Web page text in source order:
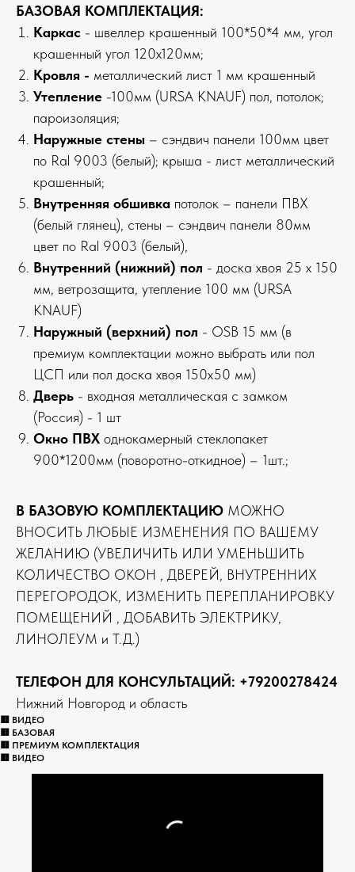
БАЗОВАЯ КОМПЛЕКТАЦИЯ:
Каркас - швеллер крашенный 100*50*4 мм, угол
крашенный угол 120х120мм;
Кровля - металлический лист 1 мм крашенный
Утепление -100мм (URSA KNAUF) пол, потолок;
пароизоляция;
Наружные стены – сэндвич панели 100мм цвет
по Ral 9003 (белый); крыша - лист металлический
крашенный;
Внутренняя обшивка потолок – панели ПВХ
(белый глянец), стены – сэндвич панели 80мм
цвет по Ral 9003 (белый),
Внутренний (нижний) пол - доска хвоя 25 х 150
мм, ветрозащита, утепление 100 мм (URSA
KNAUF)
Наружный (верхний) пол - OSB 15 мм (в
премиум комплектации можно выбрать или пол
ЦСП или пол доска хвоя 150х50 мм)
Дверь - входная металлическая с замком
(Россия) - 1 шт
Окно ПВХ однокамерный стеклопакет
900*1200мм (поворотно-откидное) – 1шт.;
В БАЗОВУЮ КОМПЛЕКТАЦИЮ МОЖНО
ВНОСИТЬ ЛЮБЫЕ ИЗМЕНЕНИЯ ПО ВАШЕМУ
ЖЕЛАНИЮ (УВЕЛИЧИТЬ ИЛИ УМЕНЬШИТЬ
КОЛИЧЕСТВО ОКОН , ДВЕРЕЙ, ВНУТРЕННИХ
ПЕРЕГОРОДОК, ИЗМЕНИТЬ ПЕРЕПЛАНИРОВКУ
ПОМЕЩЕНИЙ , ДОБАВИТЬ ЭЛЕКТРИКУ,
ЛИНОЛЕУМ и Т.Д.)
ТЕЛЕФОН ДЛЯ КОНСУЛЬТАЦИЙ: +79200278424
Нижний Новгород и область
🟥 ВИДЕО
🟥 БАЗОВАЯ
🟥 ПРЕМИУМ КОМПЛЕКТАЦИЯ
🟥 ВИДЕО